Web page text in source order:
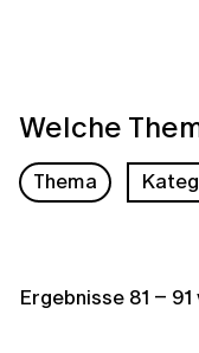
Welche
Thema
Ergebnisse 81 – 91